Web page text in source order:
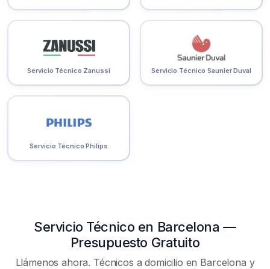
Servicio Técnico Zanussi Servicio Técnico Saunier Duval
Servicio Técnico Philips
Servicio Técnico en Barcelona —
Presupuesto Gratuito
Llámenos ahora. Técnicos a domicilio en Barcelona y